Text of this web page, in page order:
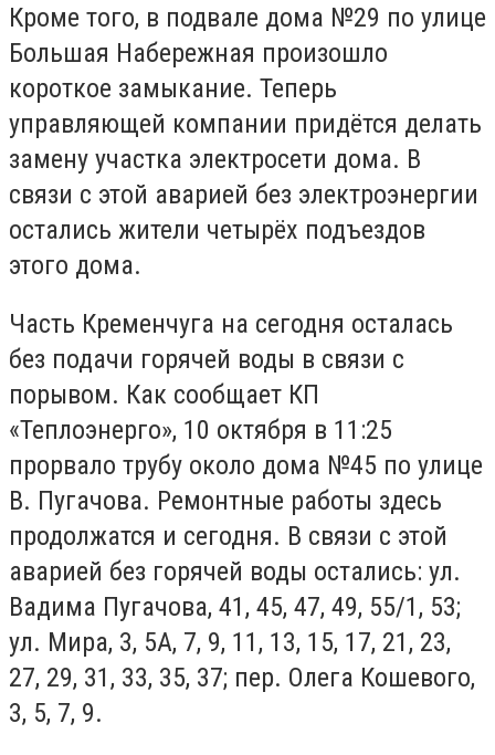
Кроме того, в подвале дома №29 по улице
Большая Набережная произошло
короткое замыкание. Теперь
управляющей компании придётся делать
замену участка электросети дома. В
связи с этой аварией без электроэнергии
остались жители четырёх подъездов
этого дома.
Часть Кременчуга на сегодня осталась
без подачи горячей воды в связи с
порывом. Как сообщает КП
«Теплоэнерго», 10 октября в 11:25
прорвало трубу около дома №45 по улице
В. Пугачова. Ремонтные работы здесь
продолжатся и сегодня. В связи с этой
аварией без горячей воды остались: ул.
Вадима Пугачова, 41, 45, 47, 49, 55/1, 53;
ул. Мира, 3, 5А, 7, 9, 11, 13, 15, 17, 21, 23,
27, 29, 31, 33, 35, 37; пер. Олега Кошевого,
3, 5, 7, 9.